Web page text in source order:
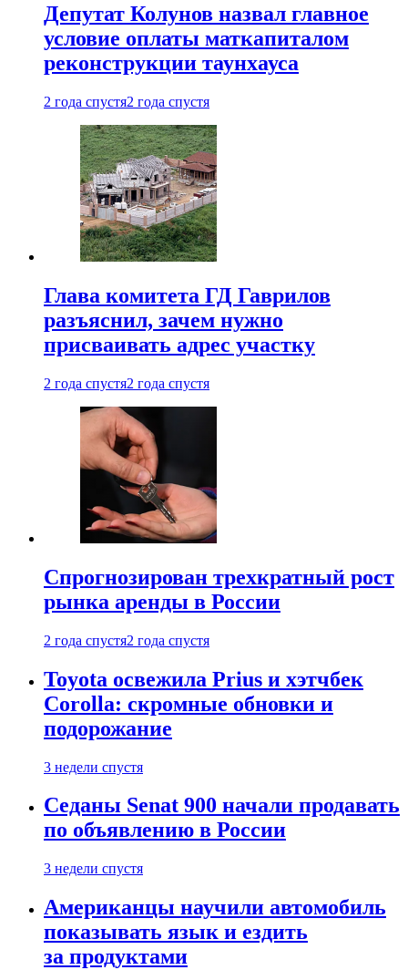
Депутат Колунов назвал главное
условие оплаты маткапиталом
реконструкции таунхауса
2 года спустя2 года спустя
Глава комитета ГД Гаврилов
разъяснил, зачем нужно
присваивать адрес участку
2 года спустя2 года спустя
Спрогнозирован трехкратный рост
рынка аренды в России
2 года спустя2 года спустя
Toyota освежила Prius и хэтчбек
Corolla: скромные обновки и
подорожание
3 недели спустя
Седаны Senat 900 начали продавать
по объявлению в России
3 недели спустя
Американцы научили автомобиль
показывать язык и ездить
за продуктами